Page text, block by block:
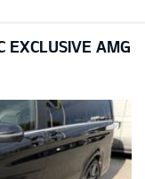
AMG